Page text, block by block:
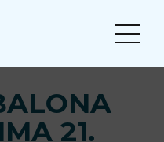
21.